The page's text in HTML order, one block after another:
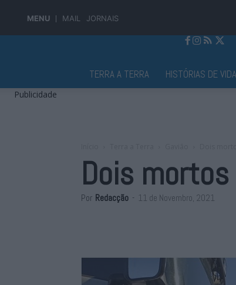
MENU MAIL JORNAIS
TERRA A TERRA HISTÓRIAS DE VIDA
Publicidade
Dois
Por Redacção - 11 de Novembro, 2021